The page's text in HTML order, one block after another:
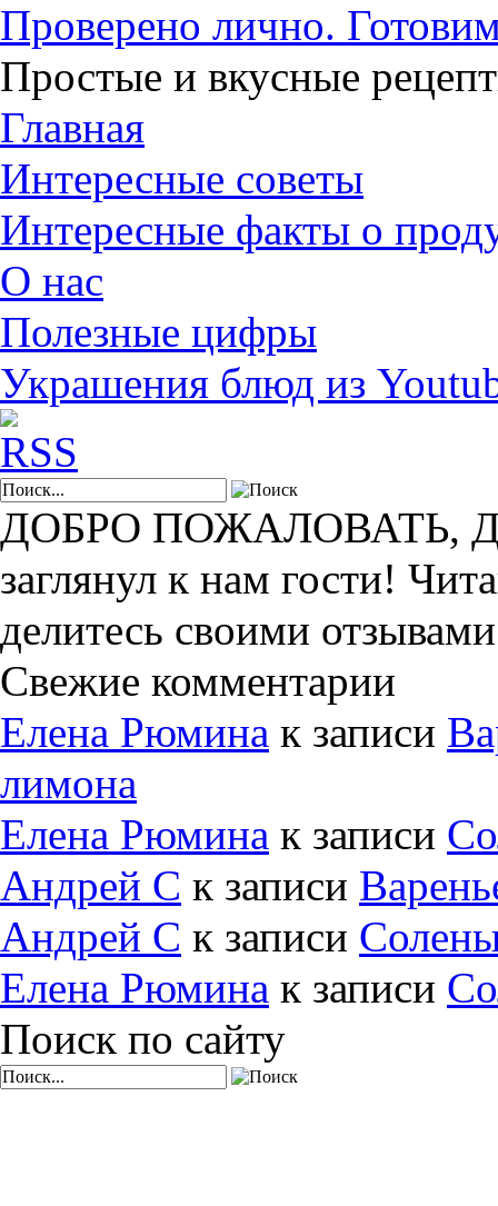
Проверено лично.
Простые и вкусные
Главная
Интересные советы
Интересные факты о
О нас
Полезные цифры
Украшения блюд из
ДОБРО ПОЖАЛОВАТЬ,
заглянул к нам гости!
делитесь своими
Свежие комментарии
Елена Рюмина к записи
лимона
Елена Рюмина к записи
Андрей С к записи
Андрей С к записи
Елена Рюмина к записи
Поиск по сайту